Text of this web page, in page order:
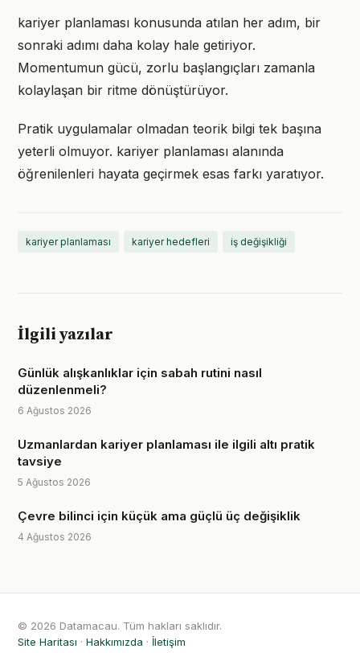
kariyer planlaması konusunda atılan her adım, bir
sonraki adımı daha kolay hale getiriyor.
Momentumun gücü, zorlu başlangıçları zamanla
kolaylaşan bir ritme dönüştürüyor.
Pratik uygulamalar olmadan teorik bilgi tek başına
yeterli olmuyor. kariyer planlaması alanında
öğrenilenleri hayata geçirmek esas farkı yaratıyor.
kariyer planlaması kariyer hedefleri iş değişikliği
İlgili yazılar
Günlük alışkanlıklar için sabah rutini nasıl
düzenlenmeli?
6 Ağustos 2026
Uzmanlardan kariyer planlaması ile ilgili altı pratik
tavsiye
5 Ağustos 2026
Çevre bilinci için küçük ama güçlü üç değişiklik
4 Ağustos 2026
© 2026 Datamacau. Tüm hakları saklıdır.
Site Haritası · Hakkımızda · İletişim